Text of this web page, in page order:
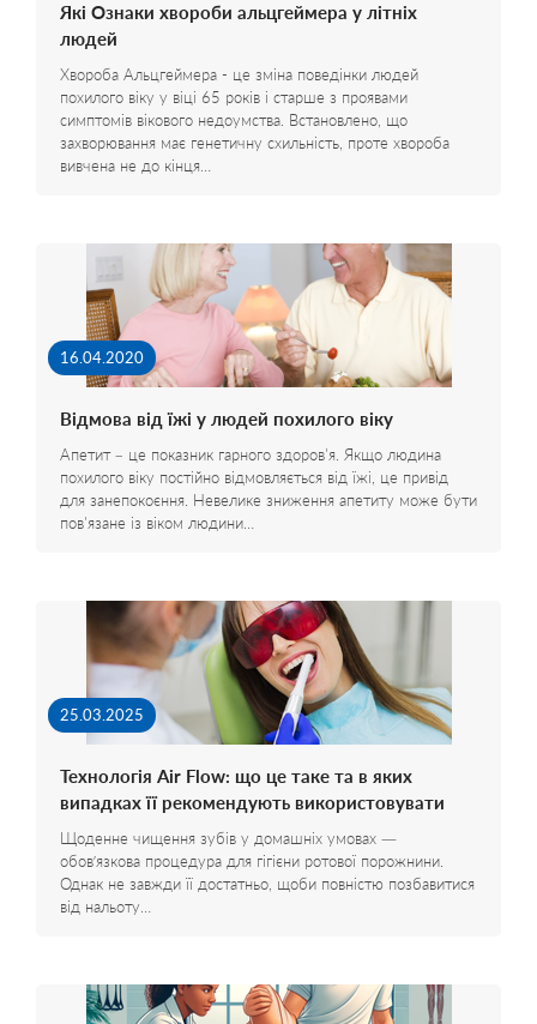
Які Ознаки хвороби альцгеймера у літніх
людей
Хвороба Альцгеймера - це зміна поведінки людей
похилого віку у віці 65 років і старше з проявами
симптомів вікового недоумства. Встановлено, що
захворювання має генетичну схильність, проте хвороба
вивчена не до кінця…
16.04.2020
Відмова від їжі у людей похилого віку
Апетит – це показник гарного здоров'я. Якщо людина
похилого віку постійно відмовляється від їжі, це привід
для занепокоєння. Невелике зниження апетиту може бути
пов'язане із віком людини…
25.03.2025
Технологія Air Flow: що це таке та в яких
випадках її рекомендують використовувати
Щоденне чищення зубів у домашніх умовах —
обов’язкова процедура для гігієни ротової порожнини.
Однак не завжди її достатньо, щоби повністю позбавитися
від нальоту…